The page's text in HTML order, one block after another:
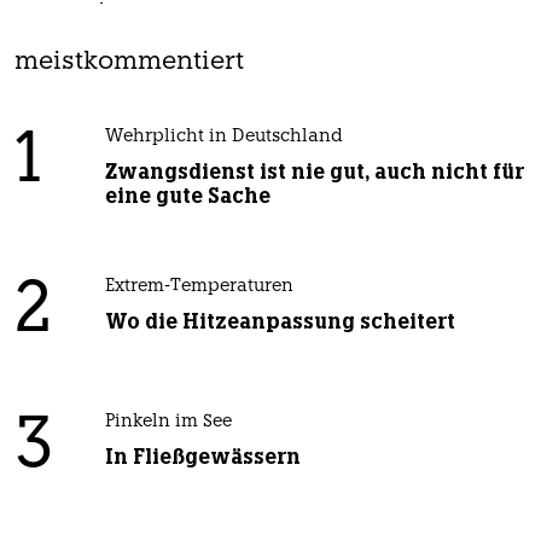
meistkommentiert
1 Wehrplicht in Deutschland
Zwangsdienst ist nie gut, auch nicht für
eine gute Sache
2 Extrem-Temperaturen
Wo die Hitzeanpassung scheitert
3 Pinkeln im See
In Fließgewässern